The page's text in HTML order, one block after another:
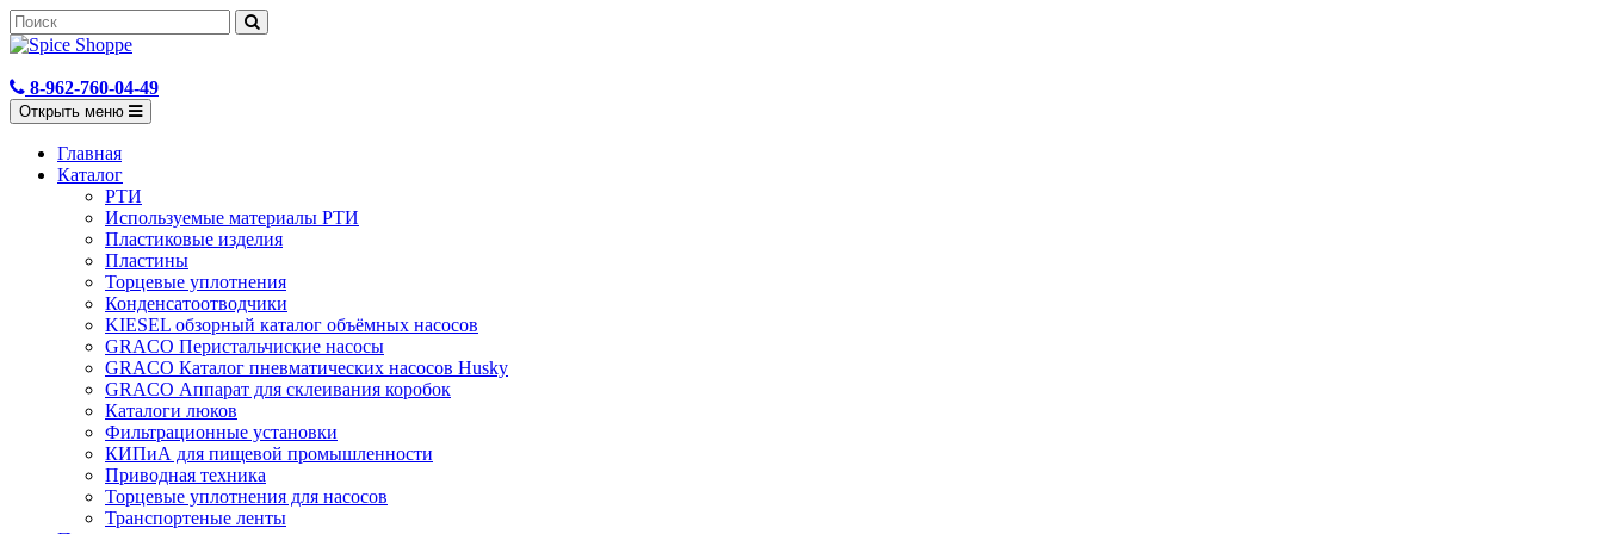
8-962-760-04-49
Открыть меню
Главная
Каталог
РТИ
Используемые материалы РТИ
Пластиковые изделия
Пластины
Торцевые уплотнения
Конденсатоотводчики
KIESEL обзорный каталог объёмных насосов
GRACO Перистальчиские насосы
GRACO Каталог пневматических насосов Husky
GRACO Аппарат для склеивания коробок
Каталоги люков
Фильтрационные установки
КИПиА для пищевой промышленности
Приводная техника
Торцевые уплотнения для насосов
Транспортеные ленты